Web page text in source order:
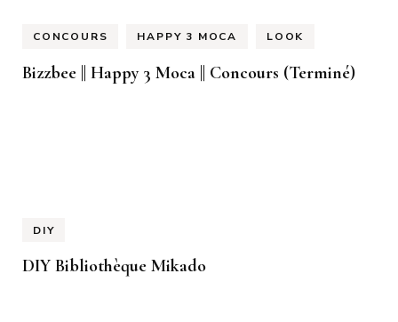
CONCOURS HAPPY 3 MOCA LOOK
Bizzbee || Happy 3 Moca || Concours (Terminé)
DIY
DIY Bibliothèque Mikado